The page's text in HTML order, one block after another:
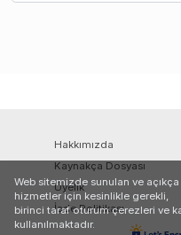
Hakkımızda
Kaynakça Dosyası
Üyelik
İade Politikası
Web sitemizde sunulan ve
hizmetler için kesinlikle gerekli,
birinci taraf oturum çerezleri ve
kullanılmaktadır.